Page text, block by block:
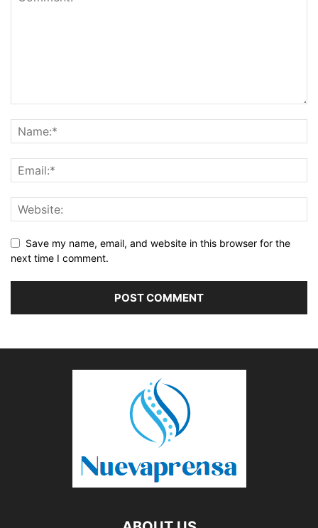
Save my name, email, and website in this browser for the
next time I comment.